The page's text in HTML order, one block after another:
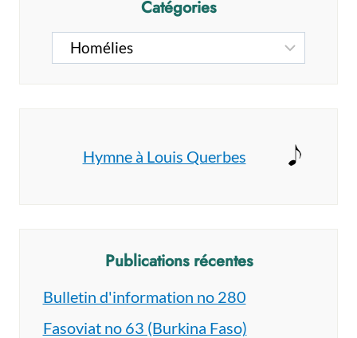
Catégories
Catégories
Hymne à Louis Querbes
Publications récentes
Bulletin d'information no 280
Fasoviat no 63 (Burkina Faso)